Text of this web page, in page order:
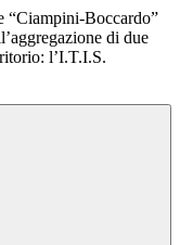
“Ciampini-Boccardo”
di due
l’I.T.I.S.